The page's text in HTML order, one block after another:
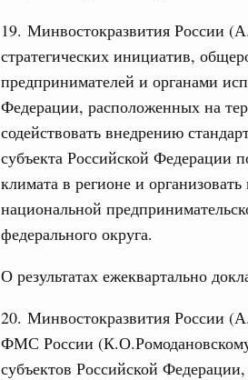
19. Минвостокразвития России
стратегических инициатив,
предпринимателей и органами
Федерации, расположенных на
содействовать внедрению
субъекта Российской Федерации
климата в регионе и
национальной
федерального округа.
О результатах ежеквартально
20. Минвостокразвития России
ФМС России
субъектов Российской